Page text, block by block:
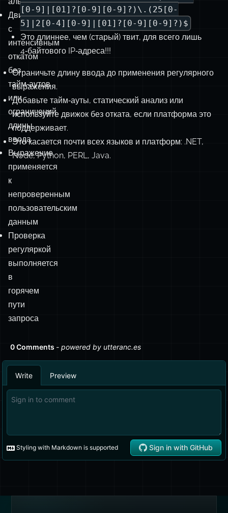
Движки
с
интенсивным
откатом
без
тайм‑аутов
или
ограничений
длины
ввода
Выражение
применяется
к
непроверенным
пользовательским
данным
Проверка
регуляркой
выполняется
в
горячем
пути
запроса
[0-9]|[01]?[0-9][0-9]?)\.(25[0-
5]|2[0-4][0-9]|[01]?[0-9][0-9]?)$
Это длиннее, чем (старый) твит, для всего лишь
4‑байтового IP‑адреса!!!
Ограничьте длину ввода до применения регулярного
выражения.
Добавьте тайм‑ауты, статический анализ или
используйте движок без отката, если платформа это
поддерживает.
Это касается почти всех языков и платформ: .NET,
Node, Python, PERL, Java.